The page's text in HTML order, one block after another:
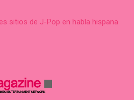
sitios de J-Pop en habla hispana